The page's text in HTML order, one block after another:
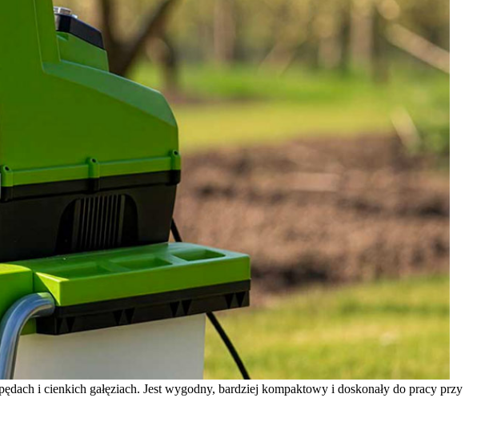
i cienkich gałęziach. Jest wygodny, bardziej kompaktowy i doskonały do pracy przy